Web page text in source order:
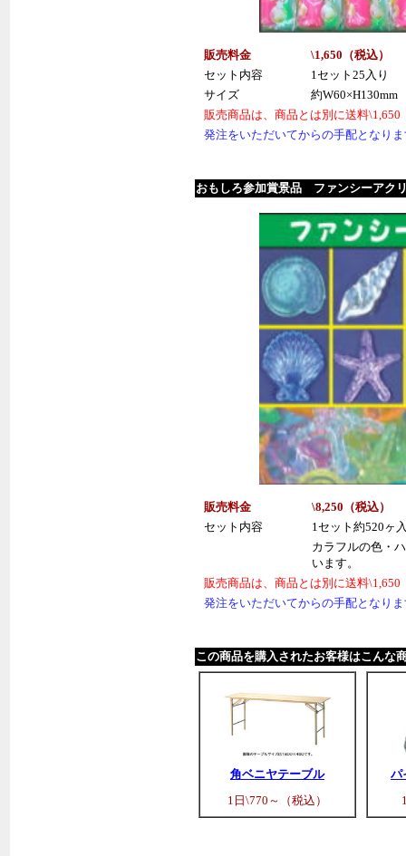
販売料金 \1,650（税込）
セット内容
1セット25入り
サイズ
約W60×H130mm
販売商品は、商品とは別に送料
発注をいただいてからの手配となり
おもしろ参加賞景品 ファンシーアク
販売料金 \8,250（税込）
セット内容
1セット約520ヶ
カラフルの色・
います。
販売商品は、商品とは別に送料
発注をいただいてからの手配となり
この商品を購入されたお客様はこんな
角ベニヤテーブル
1日\770～（税込）
パ